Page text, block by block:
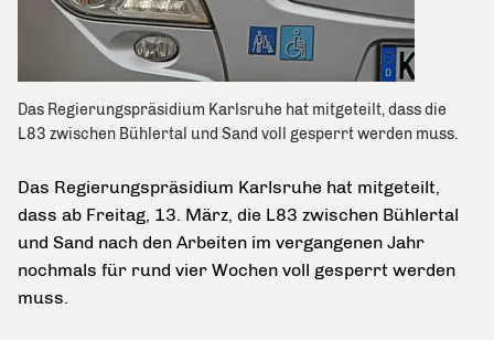
Das Regierungspräsidium Karlsruhe hat mitgeteilt, dass die
L83 zwischen Bühlertal und Sand voll gesperrt werden muss.
Das Regierungspräsidium Karlsruhe hat mitgeteilt,
dass ab Freitag, 13. März, die L83 zwischen Bühlertal
und Sand nach den Arbeiten im vergangenen Jahr
nochmals für rund vier Wochen voll gesperrt werden
muss.